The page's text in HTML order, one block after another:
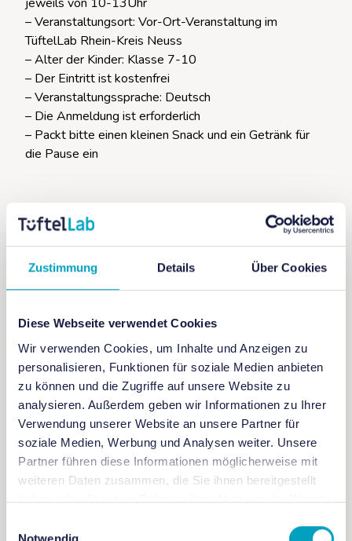
Zustimmung Details Über Cookies
Diese Webseite verwendet Cookies
Wir verwenden Cookies, um Inhalte und Anzeigen zu
personalisieren, Funktionen für soziale Medien anbieten
zu können und die Zugriffe auf unsere Website zu
analysieren. Außerdem geben wir Informationen zu Ihrer
Verwendung unserer Website an unsere Partner für
soziale Medien, Werbung und Analysen weiter. Unsere
Partner führen diese Informationen möglicherweise mit
weiteren Daten zusammen, die Sie ihnen bereitgestellt
haben oder die sie im Rahmen Ihrer Nutzung der Dienste
– Veranstaltungsort: Vor-Ort-Veranstaltung im
TüftelLab Rhein-Kreis Neuss
– Alter der Kinder: Klasse 7-10
– Der Eintritt ist kostenfrei
– Veranstaltungssprache: Deutsch
– Die Anmeldung ist erforderlich
– Packt bitte einen kleinen Snack und ein Getränk für
die Pause ein
Wir freuen uns auf euch!
+ Zu Google Kalender hinzufügen
+ iCal / Outlook exportieren